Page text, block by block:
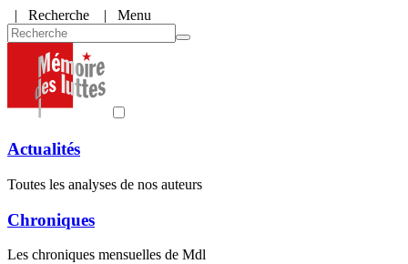
| Recherche | Menu
Actualités
Toutes les analyses de nos auteurs
Chroniques
Les chroniques mensuelles de Mdl